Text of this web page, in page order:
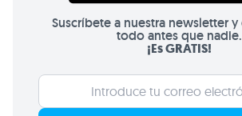
Suscríbete a nuestra newsletter
todo antes que nadie.
¡Es GRATIS!